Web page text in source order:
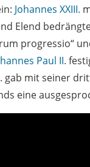
Johannes XXIII.
Elend
progressio“
Paul II.
gab mit seiner
eine